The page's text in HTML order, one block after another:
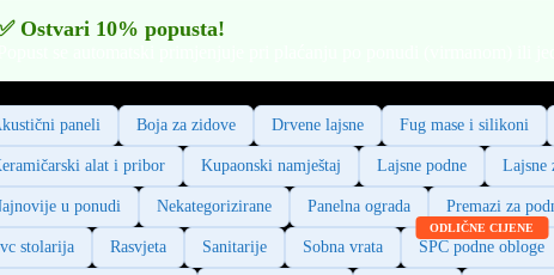
Ostvari 10% popusta!
paneli Boja za zidove Drvene lajsne Fug mase i silikoni
alat i pribor Kupaonski namještaj Lajsne podne Lajsne
u ponudi Nekategorizirane Panelna ograda Premazi za
stolarija Rasvjeta Sanitarije Sobna vrata SPC podne obloge